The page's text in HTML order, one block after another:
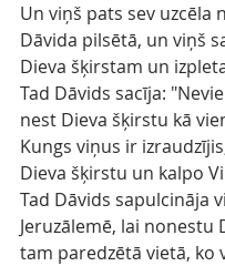
Un viņš pats sev uzcēla
Dāvida pilsētā, un viņš
Dieva šķirstam un
Tad Dāvids sacīja:
nest Dieva šķirstu kā
Kungs viņus ir
Dieva šķirstu un kalpo
Tad Dāvids sapulcināja
Jeruzālemē, lai nonestu
tam paredzētā vietā, ko